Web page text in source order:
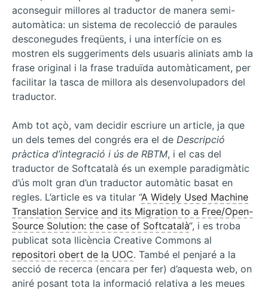
aconseguir millores al traductor de manera semi-
automàtica: un sistema de recolecció de paraules
desconegudes freqüents, i una interfície on es
mostren els suggeriments dels usuaris aliniats amb la
frase original i la frase traduïda automàticament, per
facilitar la tasca de millora als desenvolupadors del
traductor.
Amb tot açò, vam decidir escriure un article, ja que
un dels temes del congrés era el de Descripció
pràctica d’integració i ús de RBTM, i el cas del
traductor de Softcatalà és un exemple paradigmàtic
d’ús molt gran d’un traductor automàtic basat en
regles. L’article es va titular “A Widely Used Machine
Translation Service and its Migration to a Free/Open-
Source Solution: the case of Softcatalà“, i es troba
publicat sota llicència Creative Commons al
repositori obert de la UOC. També el penjaré a la
secció de recerca (encara per fer) d’aquesta web, on
aniré posant tota la informació relativa a les meues